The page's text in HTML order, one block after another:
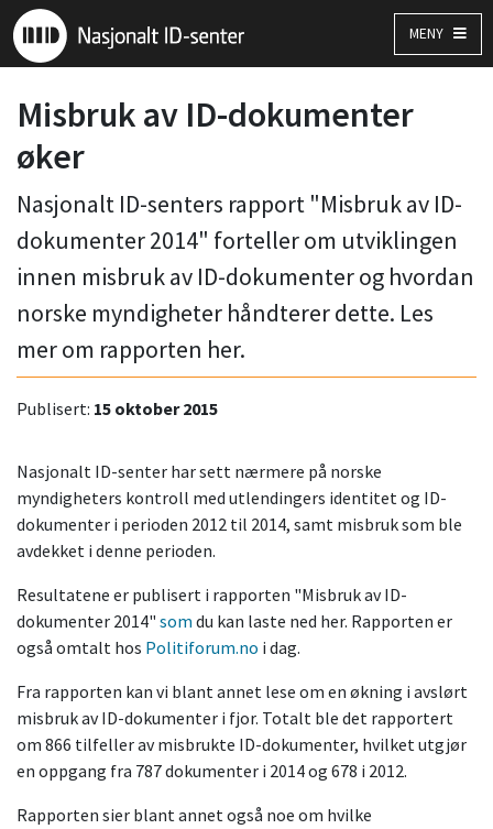
MENY
Misbruk av ID-dokumenter
øker
Nasjonalt ID-senters rapport "Misbruk av ID-
dokumenter 2014" forteller om utviklingen
innen misbruk av ID-dokumenter og hvordan
norske myndigheter håndterer dette. Les
mer om rapporten her.
Publisert: 15 oktober 2015
Nasjonalt ID-senter har sett nærmere på norske
myndigheters kontroll med utlendingers identitet og ID-
dokumenter i perioden 2012 til 2014, samt misbruk som ble
avdekket i denne perioden.
Resultatene er publisert i rapporten "Misbruk av ID-
dokumenter 2014" som du kan laste ned her. Rapporten er
også omtalt hos Politiforum.no i dag.
Fra rapporten kan vi blant annet lese om en økning i avslørt
misbruk av ID-dokumenter i fjor. Totalt ble det rapportert
om 866 tilfeller av misbrukte ID-dokumenter, hvilket utgjør
en oppgang fra 787 dokumenter i 2014 og 678 i 2012.
Rapporten sier blant annet også noe om hvilke